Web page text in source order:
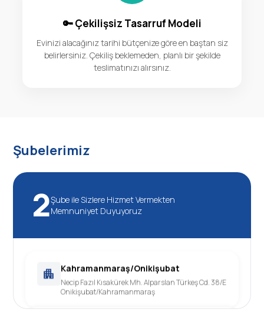
🔑 Çekilişsiz Tasarruf Modeli
Evinizi alacağınız tarihi bütçenize göre en baştan siz
belirlersiniz. Çekiliş beklemeden, planlı bir şekilde
teslimatınızı alırsınız.
Şubelerimiz
2Şube ile Sizlere Hizmet Vermekten
Memnuniyet Duyuyoruz
Kahramanmaraş/Onikişubat
Necip Fazıl Kısakürek Mh. Alparslan Türkeş Cd. 38/E
Onikişubat/Kahramanmaraş